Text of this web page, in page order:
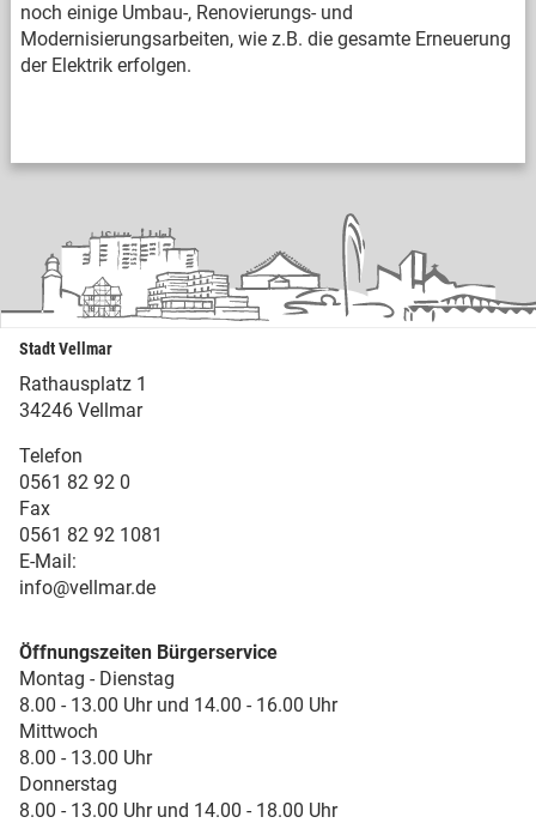
noch einige Umbau-, Renovierungs- und
Modernisierungsarbeiten, wie z.B. die gesamte Erneuerung
der Elektrik erfolgen.
Stadt Vellmar
Rathausplatz 1
34246 Vellmar
Telefon
0561 82 92 0
Fax
0561 82 92 1081
E-Mail:
info@vellmar.de
Öffnungszeiten Bürgerservice
Montag - Dienstag
8.00 - 13.00 Uhr und 14.00 - 16.00 Uhr
Mittwoch
8.00 - 13.00 Uhr
Donnerstag
8.00 - 13.00 Uhr und 14.00 - 18.00 Uhr